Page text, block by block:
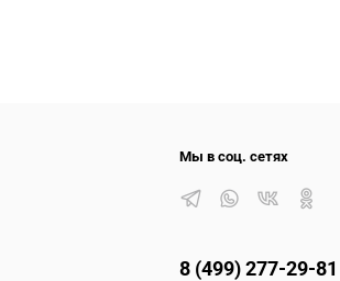
Reymond дает 25-летнюю гарантию
создают подробные гиды по
Мы в соц. сетях
8 (499) 277-29-81